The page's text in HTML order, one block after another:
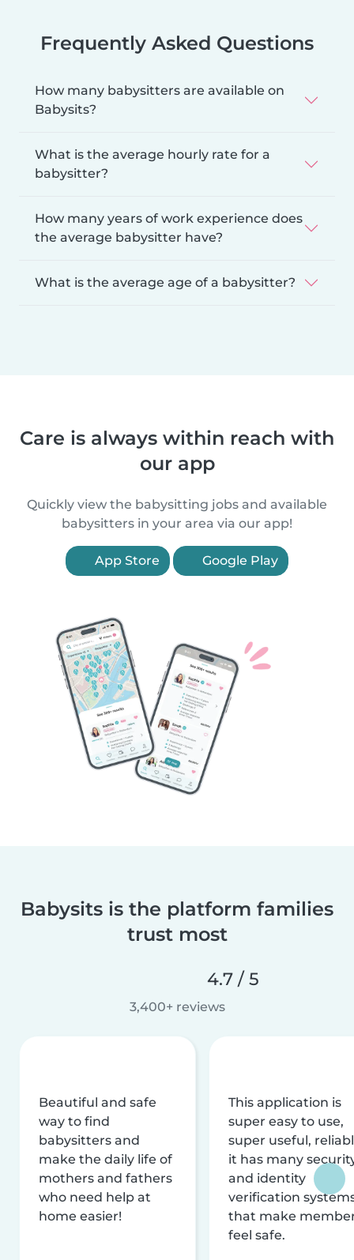
Frequently Asked Questions
How many babysitters are available on
Babysits?
What is the average hourly rate for a
babysitter?
How many years of work experience does
the average babysitter have?
What is the average age of a babysitter?
Care is always within reach with
our app
Quickly view the babysitting jobs and available
babysitters in your area via our app!
App Store Google Play
Babysits is the platform families
trust most
4.7 / 5
3,400+ reviews
Beautiful and safe
way to find
babysitters and
make the daily life of
mothers and fathers
who need help at
home easier!
This application is
super easy to use,
super useful,
it has many
and identity
verification
that make
feel safe.